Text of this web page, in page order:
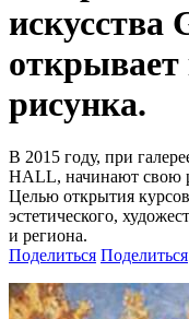
рисунка.
В 2015 году, при
HALL, начинают свою
Целью открытия
эстетического,
и региона.
Поделиться Поделиться